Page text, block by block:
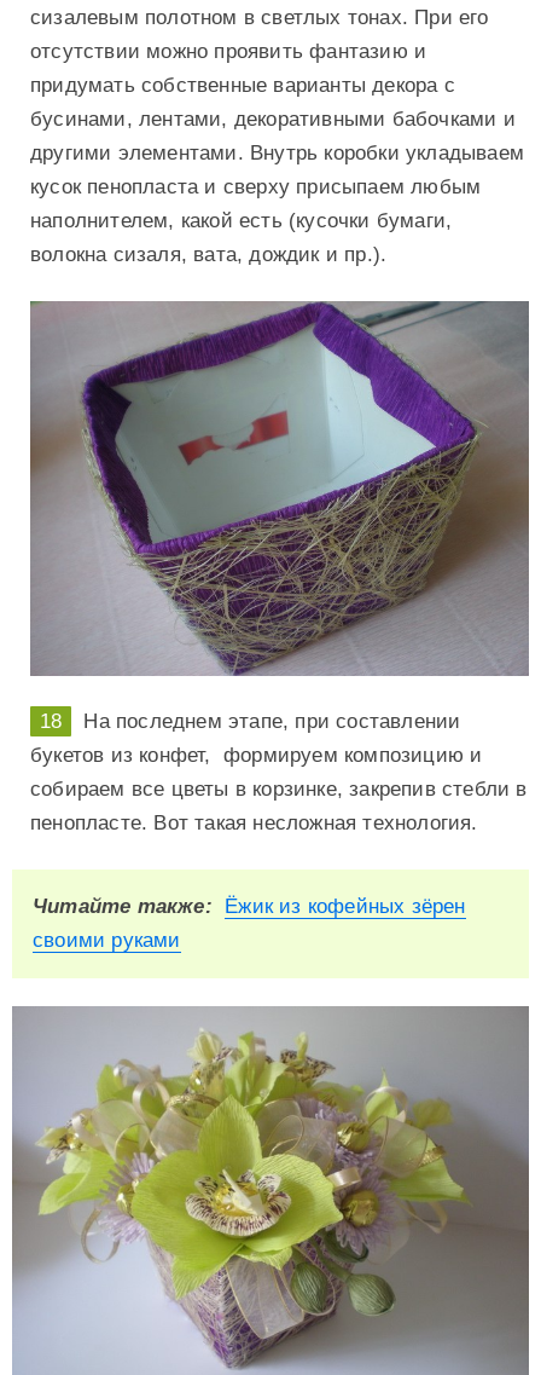
сизалевым полотном в светлых тонах. При его
отсутствии можно проявить фантазию и
придумать собственные варианты декора с
бусинами, лентами, декоративными бабочками и
другими элементами. Внутрь коробки укладываем
кусок пенопласта и сверху присыпаем любым
наполнителем, какой есть (кусочки бумаги,
волокна сизаля, вата, дождик и пр.).
На последнем этапе, при составлении
букетов из конфет, формируем композицию и
собираем все цветы в корзинке, закрепив стебли в
пенопласте. Вот такая несложная технология.
Читайте также:
Ёжик из кофейных зёрен
своими руками